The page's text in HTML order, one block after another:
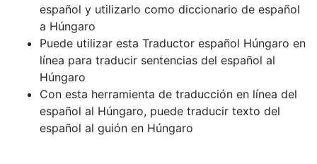
español y utilizarlo como diccionario de español
a Húngaro
Puede utilizar esta Traductor español Húngaro en
línea para traducir sentencias del español al
Húngaro
Con esta herramienta de traducción en línea del
español al Húngaro, puede traducir texto del
español al guión en Húngaro